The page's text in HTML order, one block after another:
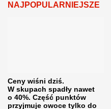
NAJPOPULARNIEJSZE
Ceny wiśni dziś.
W skupach spadły nawet
o 40%. Część punktów
przyjmuje owoce tylko do